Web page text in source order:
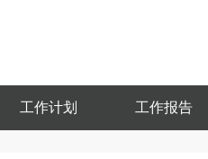
工作计划 工作报告